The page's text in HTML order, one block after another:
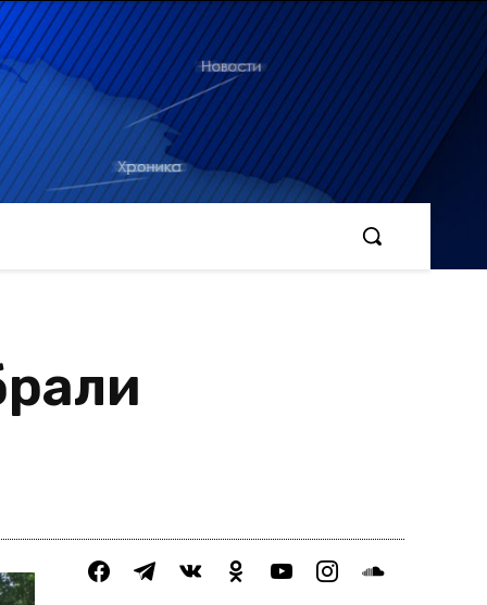
facebooktelegramvkontakteodnoklassniki
youtubeinstagramsoundcloud